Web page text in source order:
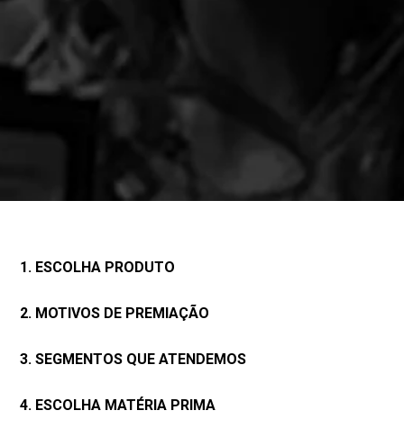
1. ESCOLHA PRODUTO
2. MOTIVOS DE PREMIAÇÃO
3. SEGMENTOS QUE ATENDEMOS
4. ESCOLHA MATÉRIA PRIMA